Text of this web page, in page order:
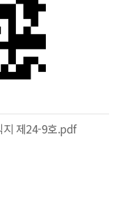
제24-9호.pdf